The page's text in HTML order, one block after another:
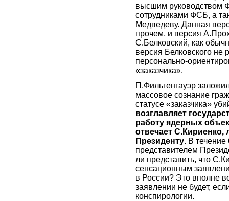
высшим руководством
сотрудниками ФСБ, а
Медведеву. Данная
прочем, и версия
С.Белковский, как
версия Белковского не
персонально-
«заказчика».
П.Фильгенгауэр
массовое сознание
статусе «заказчика»
возглавляет
работу ядерных
отвечает
Президенту. В
представителем
ли представить, что
сенсационным
в России? Это вполне
заявлении не будет,
конспирологии.